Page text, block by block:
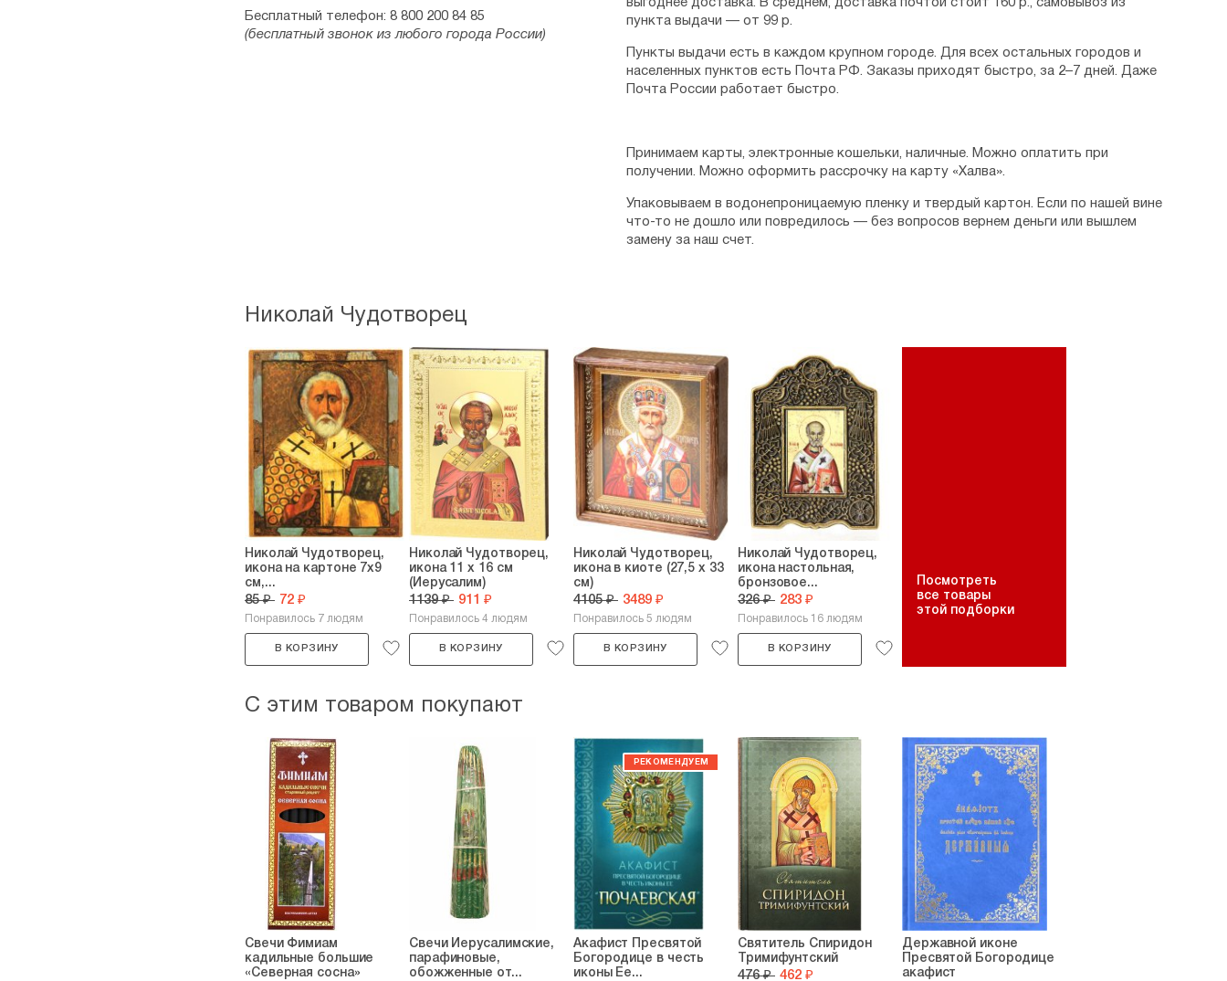
Бесплатный телефон: 8 800 200 84 85
(бесплатный звонок из любого города России)
выгоднее доставка. В среднем, доставка почтой стоит 160 р., самовывоз из
пункта выдачи — от 99 р.
Пункты выдачи есть в каждом крупном городе. Для всех остальных городов и
населенных пунктов есть Почта РФ. Заказы приходят быстро, за 2–7 дней. Даже
Почта России работает быстро.
Принимаем карты, электронные кошельки, наличные. Можно оплатить при
получении. Можно оформить рассрочку на карту «Халва».
Упаковываем в водонепроницаемую пленку и твердый картон. Если по нашей вине
что-то не дошло или повредилось — без вопросов вернем деньги или вышлем
замену за наш счет.
Николай Чудотворец
Николай Чудотворец,
икона на картоне 7х9
см,...
85 ₽ 72 ₽
Понравилось 7 людям
В КОРЗИНУ
Николай Чудотворец,
икона 11 х 16 см
(Иерусалим)
1139 ₽ 911 ₽
Понравилось 4 людям
В КОРЗИНУ
Николай Чудотворец,
икона в киоте (27,5 х 33
см)
4105 ₽ 3489 ₽
Понравилось 5 людям
В КОРЗИНУ
Николай Чудотворец,
икона настольная,
бронзовое...
326 ₽ 283 ₽
Понравилось 16 людям
В КОРЗИНУ
Посмотреть
все товары
этой подборки
С этим товаром покупают
Свечи Фимиам
кадильные большие
«Северная сосна»
Свечи Иерусалимские,
парафиновые,
обожженные от...
Акафист Пресвятой
Богородице в честь
иконы Ее...
Святитель Спиридон
Тримифунтский
476 ₽ 462 ₽
Державной иконе
Пресвятой Богородице
акафист